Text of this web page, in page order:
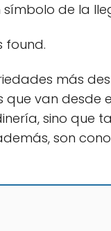
símbolo de la
found.
más
van desde
sino que
son